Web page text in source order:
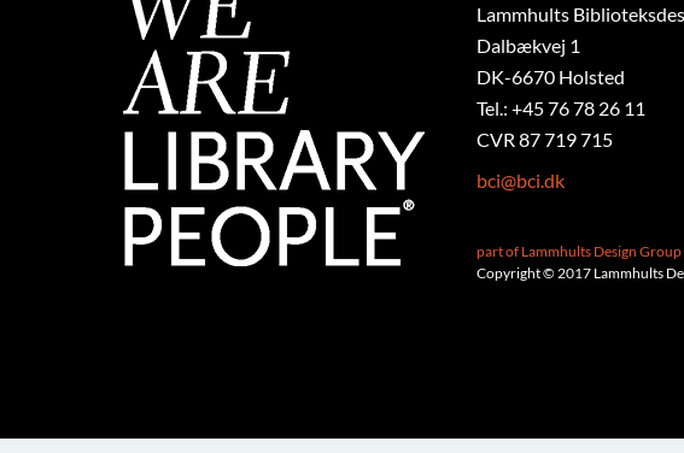
Lammhults
Dalbækvej 1
DK-6670 Holsted
Tel.: +45 76 78 26 11
CVR 87 719 715
bci@bci.dk
part of Lammhults Design Group
Copyright © 2017 Lammhults